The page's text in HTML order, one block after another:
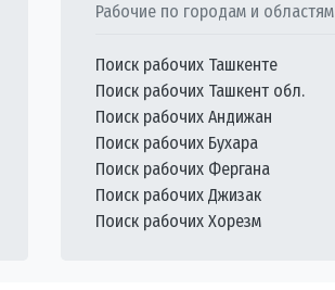
Рабочие по городам и областям
Поиск рабочих Ташкенте
Поиск рабочих Ташкент обл.
Поиск рабочих Андижан
Поиск рабочих Бухара
Поиск рабочих Фергана
Поиск рабочих Джизак
Поиск рабочих Хорезм